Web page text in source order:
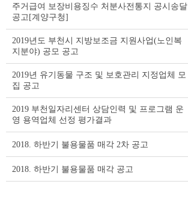
주거급여 보장비용징수 처분사전통지 공시송달
공고[계양구청]
2019년도 부천시 지방보조금 지원사업(노인복
지분야) 공모 공고
2019년 유기동물 구조 및 보호관리 지정업체 모
집 공고
2019 부천일자리센터 상담인력 및 프로그램 운
영 용역업체 선정 평가결과
2018. 하반기 불용물품 매각 2차 공고
2018. 하반기 불용물품 매각 공고